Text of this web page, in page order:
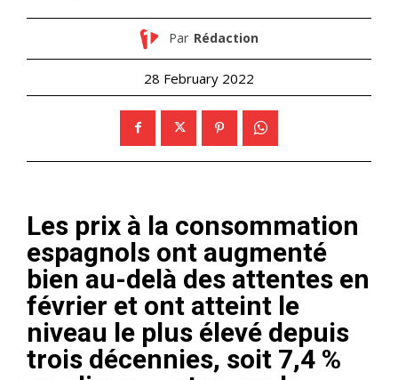
Par Rédaction
28 February 2022
Les prix à la consommation
espagnols ont augmenté
bien au-delà des attentes en
février et ont atteint le
niveau le plus élevé depuis
trois décennies, soit 7,4 %